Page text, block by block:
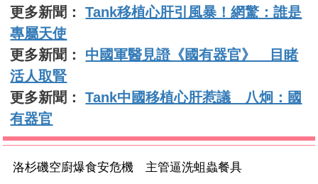
更多新聞：Tank移植心肝引風暴！網驚：誰是
專屬天使
更多新聞： 中國軍醫見證《國有器官》 目睹
活人取腎
更多新聞：Tank中國移植心肝惹議 八炯：國
有器官
洛杉磯空廚爆食安危機 主管逼洗蛆蟲餐具